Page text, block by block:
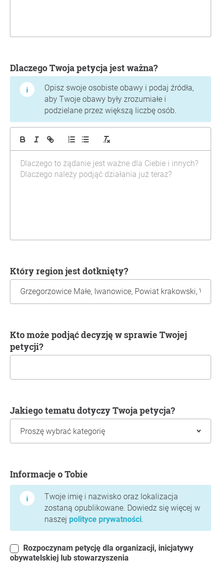
Dlaczego Twoja petycja jest ważna?
Opisz swoje osobiste obawy i podaj źródła,
aby Twoje obawy były zrozumiałe i
podzielane przez większą liczbę osób.
Który region jest dotknięty?
Kto może podjąć decyzję w sprawie Twojej
petycji?
Jakiego tematu dotyczy Twoja petycja?
Informacje o Tobie
Twoje imię i nazwisko oraz lokalizacja
zostaną opublikowane. Dowiedz się więcej w
naszej polityce prywatności.
obywatelskiej lub stowarzyszenia